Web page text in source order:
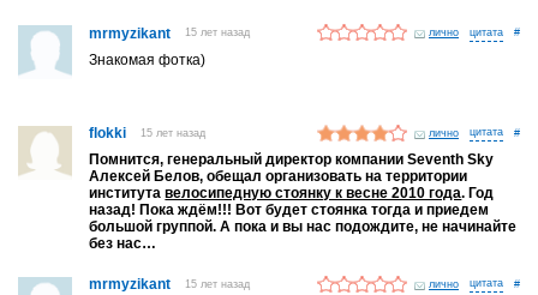
mrmyzikant 15 лет назад лично #
Знакомая фотка)
flokki 15 лет назад лично #
Помнится, генеральный директор компании Seventh Sky
Алексей Белов, обещал организовать на территории
институтавелосипедную стоянку к весне 2010 года. Год
назад! Пока ждём!!! Вот будет стоянка тогда и приедем
большой группой. А пока и вы нас подождите, не начинайте
без нас…
mrmyzikant 15 лет назад лично #